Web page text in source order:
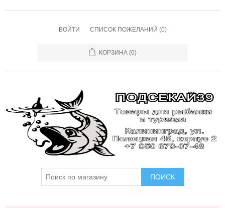
ВОЙТИ СПИСОК ПОЖЕЛАНИЙ (0)
КОРЗИНА (0)
ПОИСК